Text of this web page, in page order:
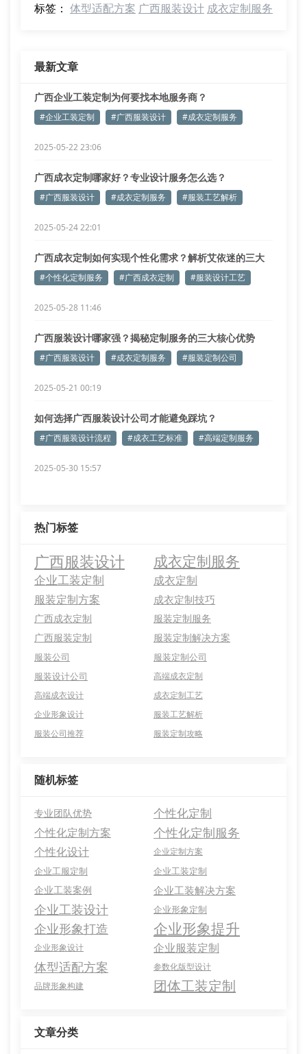
标签： 体型适配方案 广西服装设计 成衣定制服务
最新文章
广西企业工装定制为何要找本地服务商？
#企业工装定制 #广西服装设计 #成衣定制服务
2025-05-22 23:06
广西成衣定制哪家好？专业设计服务怎么选？
#广西服装设计 #成衣定制服务 #服装工艺解析
2025-05-24 22:01
广西成衣定制如何实现个性化需求？解析艾依迷的三大
核心工艺
#个性化定制服务 #广西成衣定制 #服装设计工艺
2025-05-28 11:46
广西服装设计哪家强？揭秘定制服务的三大核心优势
#广西服装设计 #成衣定制服务 #服装定制公司
2025-05-21 00:19
如何选择广西服装设计公司才能避免踩坑？
#广西服装设计流程 #成衣工艺标准 #高端定制服务
2025-05-30 15:57
热门标签
广西服装设计 成衣定制服务
企业工装定制 成衣定制
服装定制方案 成衣定制技巧
广西成衣定制
服装定制服务
广西服装定制
服装定制解决方案
服装公司
服装定制公司
服装设计公司
高端成衣定制
高端成衣设计
成衣定制工艺
企业形象设计
服装工艺解析
服装公司推荐
服装定制攻略
随机标签
专业团队优势 个性化定制
个性化定制方案 个性化定制服务
个性化设计 企业定制方案
企业工服定制 企业工装定制
企业工装案例 企业工装解决方案
企业工装设计 企业形象定制
企业形象打造 企业形象提升
企业形象设计 企业服装定制
体型适配方案
参数化版型设计
品牌形象构建
团体工装定制
文章分类